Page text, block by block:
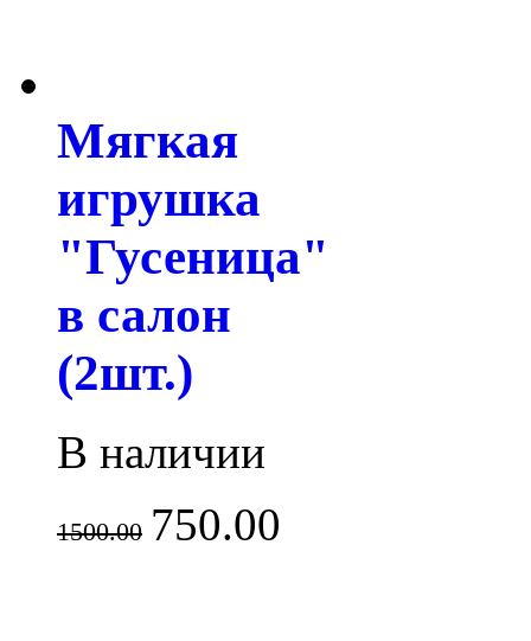
Мягкая
игрушка
"Гусеница"
в салон
(2шт.)
В наличии
1500.00 750.00